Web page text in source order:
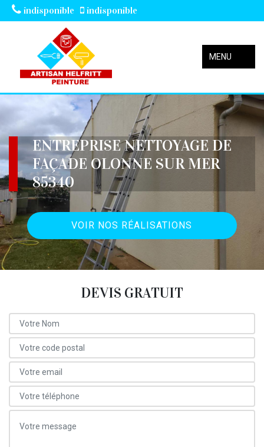
indisponible indisponible
MENU
ENTREPRISE NETTOYAGE DE
FAÇADE OLONNE SUR MER
85340
VOIR NOS RÉALISATIONS
DEVIS GRATUIT